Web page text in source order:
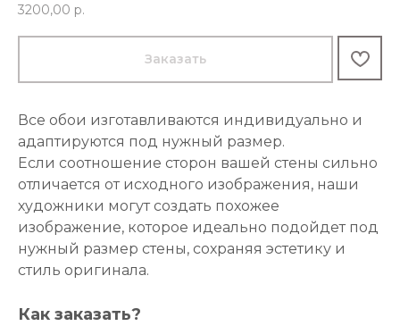
3200,00 р.
Заказать
Все обои изготавливаются индивидуально и
адаптируются под нужный размер.
Если соотношение сторон вашей стены сильно
отличается от исходного изображения, наши
художники могут создать похожее
изображение, которое идеально подойдет под
нужный размер стены, сохраняя эстетику и
стиль оригинала.
Как заказать?